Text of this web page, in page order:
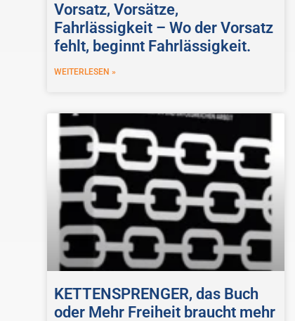
Vorsatz, Vorsätze,
Fahrlässigkeit – Wo der Vorsatz
fehlt, beginnt Fahrlässigkeit.
WEITERLESEN »
KETTENSPRENGER, das Buch
oder Mehr Freiheit braucht mehr